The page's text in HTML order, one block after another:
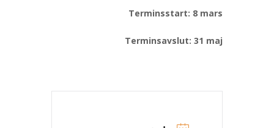
Terminsstart: 8 mars
Terminsavslut: 31 maj